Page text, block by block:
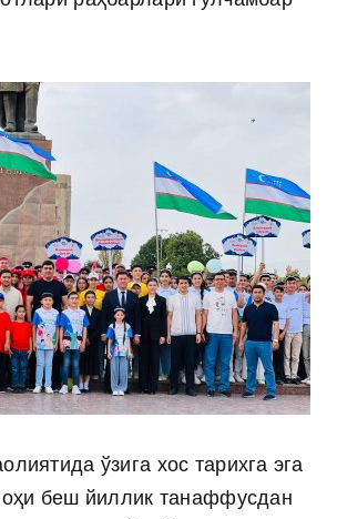
ўзига хос тарихга эга
беш йиллик танаффусдан